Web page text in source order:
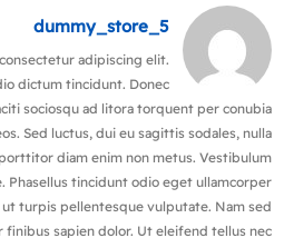
dummy_store_5
adipiscing elit.
dictum tincidunt. Donec
sociosqu ad litora torquent per conubia
Sed luctus, dui eu sagittis sodales, nulla
diam enim non metus. Vestibulum
Phasellus tincidunt odio eget ullamcorper
turpis pellentesque vulputate. Nam sed
sapien dolor. Ut eleifend tellus nec